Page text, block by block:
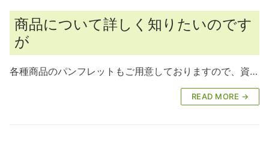
商品について詳しく知りたいのです
が
各種商品のパンフレットもご用意しておりますので、資…
READ MORE →